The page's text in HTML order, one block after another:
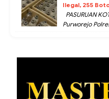
Ilegal, 255
PASURUAN
Purworejo